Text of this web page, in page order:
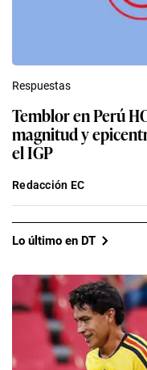
Respuestas
Temblor en Perú
magnitud y
el IGP
Redacción EC
Lo último en DT